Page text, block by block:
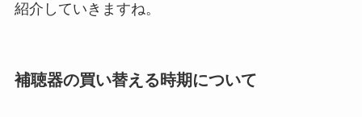
紹介していきますね。
補聴器の買い替える時期について